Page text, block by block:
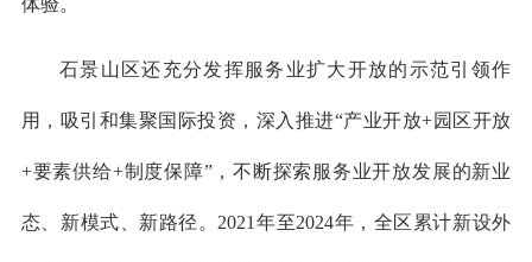
体验。
石景山区还充分发挥服务业扩大开放的示范引领作
用，吸引和集聚国际投资，深入推进“产业开放+园区开放
+要素供给+制度保障”，不断探索服务业开放发展的新业
态、新模式、新路径。2021年至2024年，全区累计新设外